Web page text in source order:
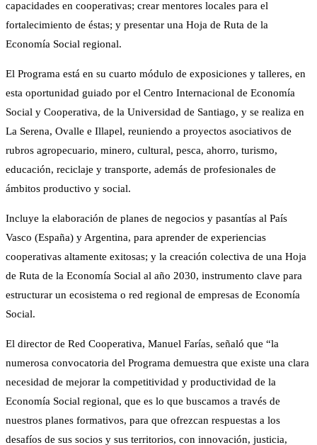
capacidades en cooperativas; crear mentores locales para el
fortalecimiento de éstas; y presentar una Hoja de Ruta de la
Economía Social regional.
El Programa está en su cuarto módulo de exposiciones y talleres, en
esta oportunidad guiado por el Centro Internacional de Economía
Social y Cooperativa, de la Universidad de Santiago, y se realiza en
La Serena, Ovalle e Illapel, reuniendo a proyectos asociativos de
rubros agropecuario, minero, cultural, pesca, ahorro, turismo,
educación, reciclaje y transporte, además de profesionales de
ámbitos productivo y social.
Incluye la elaboración de planes de negocios y pasantías al País
Vasco (España) y Argentina, para aprender de experiencias
cooperativas altamente exitosas; y la creación colectiva de una Hoja
de Ruta de la Economía Social al año 2030, instrumento clave para
estructurar un ecosistema o red regional de empresas de Economía
Social.
El director de Red Cooperativa, Manuel Farías, señaló que “la
numerosa convocatoria del Programa demuestra que existe una clara
necesidad de mejorar la competitividad y productividad de la
Economía Social regional, que es lo que buscamos a través de
nuestros planes formativos, para que ofrezcan respuestas a los
desafíos de sus socios y sus territorios, con innovación, justicia,